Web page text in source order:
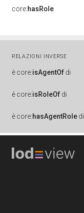
core:hasRole
RELAZIONI INVERSE
è core:isAgentOf di
è core:isRoleOf di
è core:hasAgentRole di